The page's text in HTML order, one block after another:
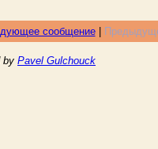
сообщение|
by Pavel Gulchouck